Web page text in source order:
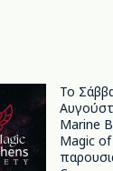
Το
Marine
Magic